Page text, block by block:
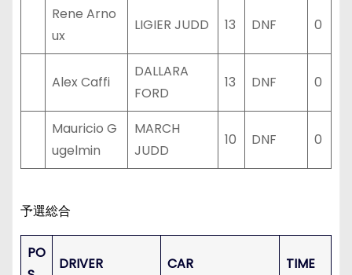
Rene Arno
ux
LIGIER JUDD 13 DNF 0
Alex Caffi
DALLARA
FORD
13 DNF 0
Mauricio G
ugelmin
MARCH
JUDD
10 DNF 0
予選総合
PO
DRIVER CAR TIME